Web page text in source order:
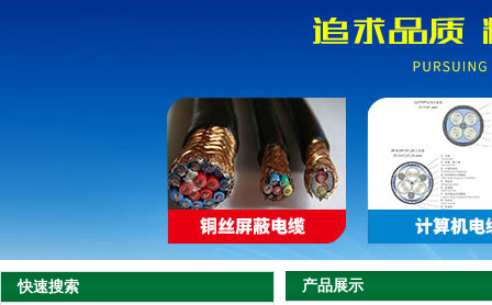
快速搜索 产品展示